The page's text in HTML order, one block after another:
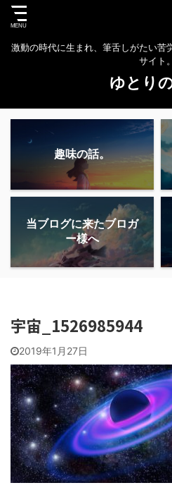
激動の時代に生まれ、筆舌しがたい苦
サイト。
ゆとり
趣味の話。
当ブログに来たブロガ
ー様へ
宇宙_1526985944
2019年1月27日